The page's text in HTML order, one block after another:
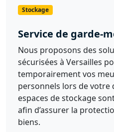
Stockage
Service de garde-
Nous proposons des
sécurisées à Versailles
temporairement vos
personnels lors de votre
espaces de stockage
afin d’assurer la
biens.